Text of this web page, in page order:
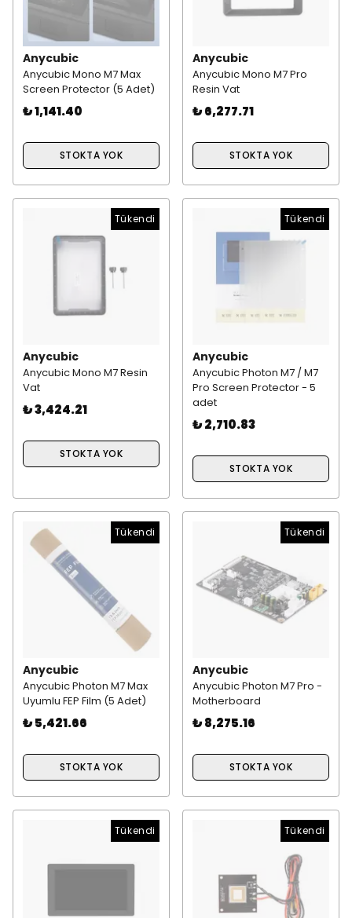
Anycubic
Anycubic Mono M7 Max
Screen Protector (5 Adet)
₺ 1,141.40
STOKTA YOK
Anycubic
Anycubic Mono M7 Pro
Resin Vat
₺ 6,277.71
STOKTA YOK
Tükendi
Anycubic
Anycubic Mono M7 Resin
Vat
₺ 3,424.21
STOKTA YOK
Tükendi
Anycubic
Anycubic Photon M7 / M7
Pro Screen Protector - 5
adet
₺ 2,710.83
STOKTA YOK
Tükendi
Anycubic
Anycubic Photon M7 Max
Uyumlu FEP Film (5 Adet)
₺ 5,421.66
STOKTA YOK
Tükendi
Anycubic
Anycubic Photon M7 Pro -
Motherboard
₺ 8,275.16
STOKTA YOK
Tükendi Tükendi